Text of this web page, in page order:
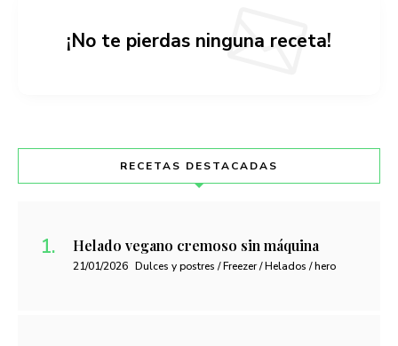
¡No te pierdas ninguna receta!
RECETAS DESTACADAS
Helado vegano cremoso sin máquina
21/01/2026 Dulces y postres / Freezer / Helados / hero